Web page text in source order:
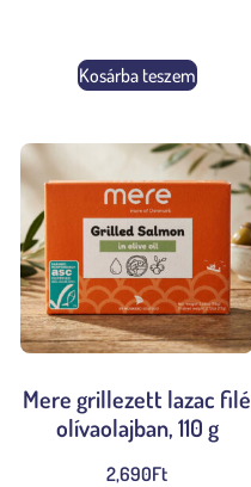
Kosárba teszem
Mere grillezett lazac filé
olívaolajban, 110 g
2,690Ft